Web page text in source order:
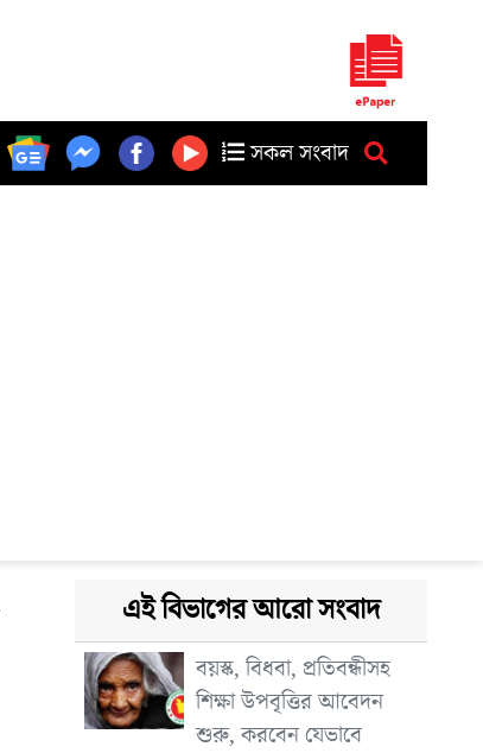
সকল সংবাদ
এই বিভাগের আরো সংবাদ
বয়স্ক, বিধবা, প্রতিবন্ধীসহ
শিক্ষা উপবৃত্তির আবেদন
শুরু, করবেন যেভাবে